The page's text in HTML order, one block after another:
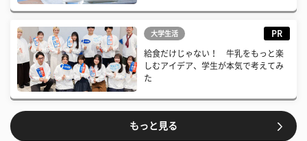
大学生活 PR
給食だけじゃない！ 牛乳をもっと楽
しむアイデア、学生が本気で考えてみ
た
もっと見る